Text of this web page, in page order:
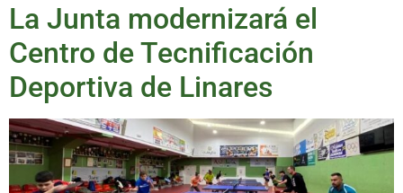
La Junta modernizará el
Centro de Tecnificación
Deportiva de Linares